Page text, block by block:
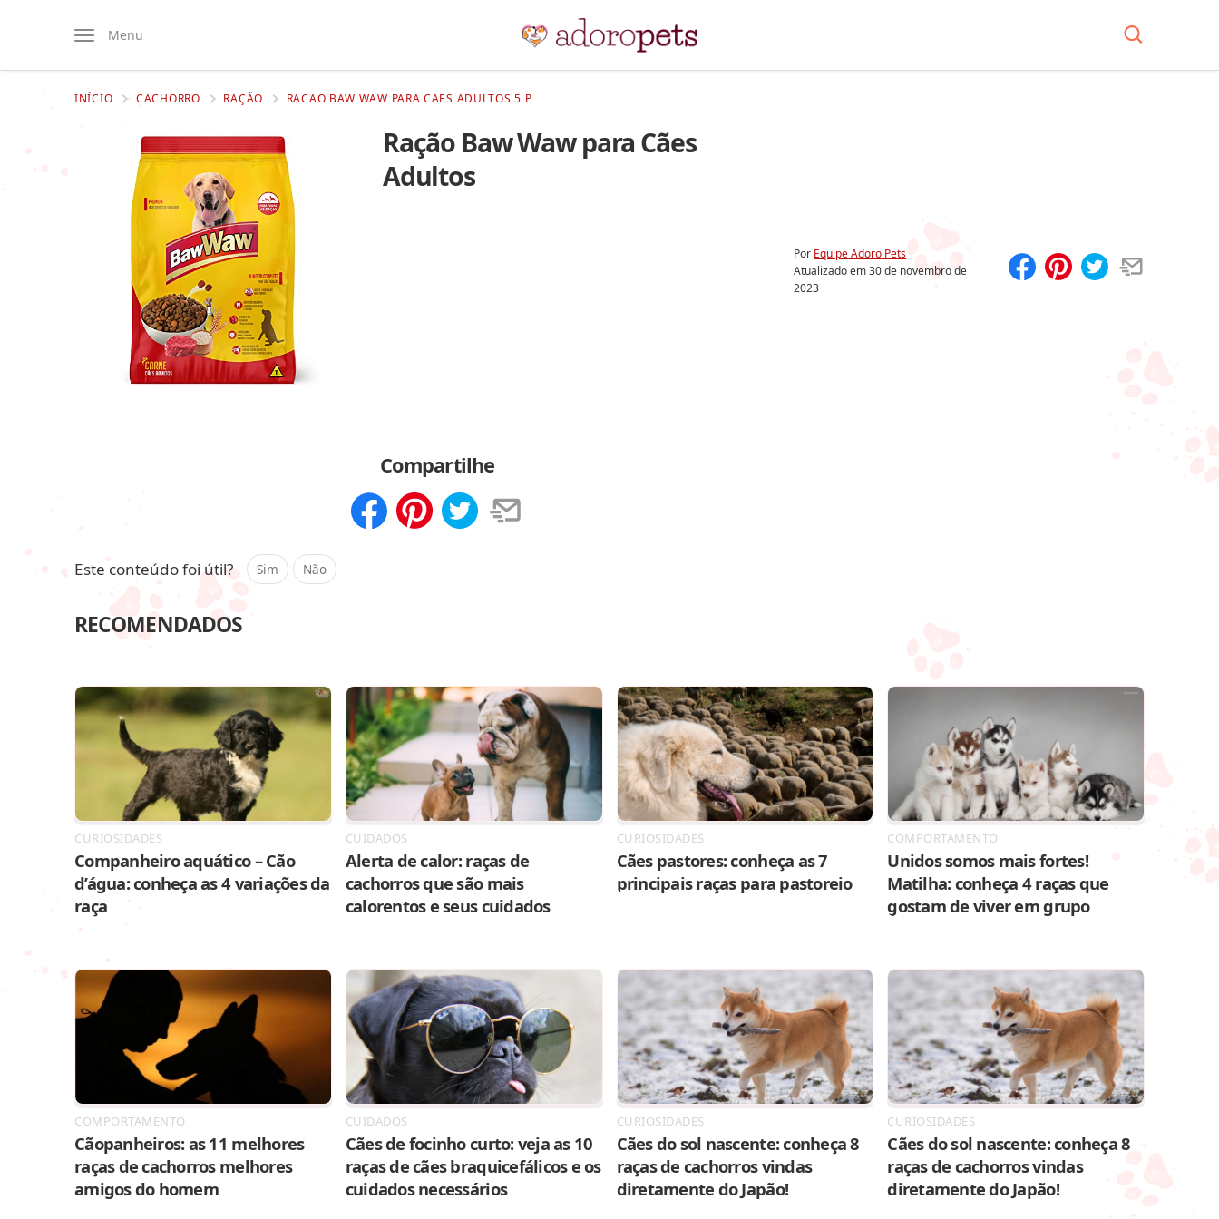
Menu
INÍCIO CACHORRO RAÇÃO RACAO BAW WAW PARA CAES ADULTOS 5 P
Ração Baw Waw para Cães
Adultos
Por Equipe Adoro Pets
Atualizado em30 de novembro de
2023
Compartilhe
Este conteúdo foi útil? Sim Não
RECOMENDADOS
CURIOSIDADES
Companheiro aquático – Cão
d’água: conheça as 4 variações da
raça
CUIDADOS
Alerta de calor: raças de
cachorros que são mais
calorentos e seus cuidados
CURIOSIDADES
Cães pastores: conheça as 7
principais raças para pastoreio
COMPORTAMENTO
Unidos somos mais fortes!
Matilha: conheça 4 raças que
gostam de viver em grupo
COMPORTAMENTO
Cãopanheiros: as 11 melhores
raças de cachorros melhores
amigos do homem
CUIDADOS
Cães de focinho curto: veja as 10
raças de cães braquicefálicos e os
cuidados necessários
CURIOSIDADES
Cães do sol nascente: conheça 8
raças de cachorros vindas
diretamente do Japão!
CURIOSIDADES
Cães do sol nascente: conheça 8
raças de cachorros vindas
diretamente do Japão!